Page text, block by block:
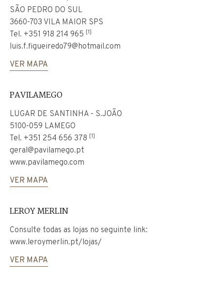
SÃO PEDRO DO SUL
3660-703 VILA MAIOR SPS
Tel. +351 918 214 965 [1]
luis.f.figueiredo79@hotmail.com
VER MAPA
PAVILAMEGO
LUGAR DE SANTINHA - S.JOÃO
5100-059 LAMEGO
Tel. +351 254 656 378 [1]
geral@pavilamego.pt
www.pavilamego.com
VER MAPA
LEROY MERLIN
Consulte todas as lojas no seguinte link:
www.leroymerlin.pt/lojas/
VER MAPA